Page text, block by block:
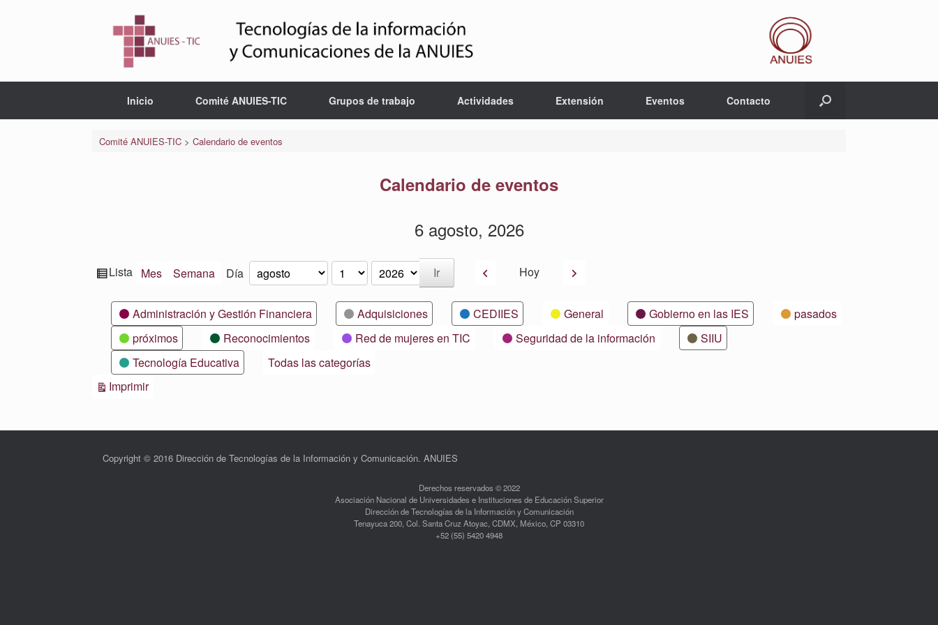
Inicio Comité ANUIES-TIC Grupos de trabajo Actividades Extensión Eventos Contacto
Comité ANUIES-TIC> Calendario de eventos
Calendario de eventos
6 agosto, 2026
Ver
Lista Mes Semana Día Mes
Día
Año AnteriorHoy Siguiente
CategoríasAdministración y Gestión Financiera Adquisiciones CEDIIES General Gobierno en las IES
pasados
próximos
Reconocimientos Red de mujeres en TIC Seguridad de la información
SIIU
Tecnología Educativa
Todas las categorías
ImprimirVistas
Copyright © 2016 Dirección de Tecnologías de la Información y Comunicación. ANUIES
Derechos reservados © 2022
Asociación Nacional de Universidades e Instituciones de Educación Superior
Dirección de Tecnologías de la Información y Comunicación
Tenayuca 200, Col. Santa Cruz Atoyac, CDMX, México, CP 03310
+52 (55) 5420 4948